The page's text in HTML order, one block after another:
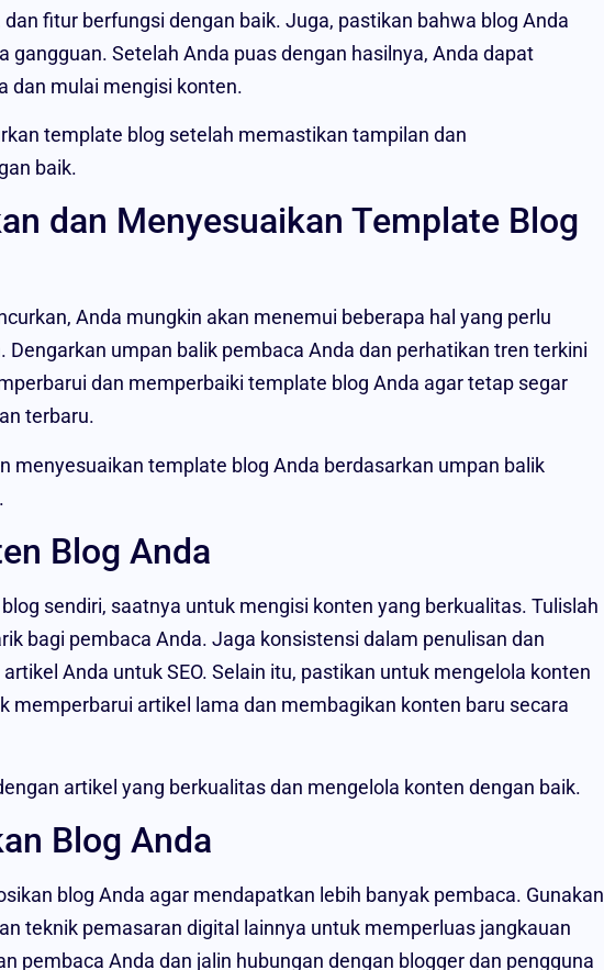
fitur berfungsi dengan baik. Juga, pastikan bahwa blog Anda
gangguan. Setelah Anda puas dengan hasilnya, Anda dapat
dan mulai mengisi konten.
template blog setelah memastikan tampilan dan
baik.
dan Menyesuaikan Template Blog
Anda mungkin akan menemui beberapa hal yang perlu
umpan balik pembaca Anda dan perhatikan tren terkini
dan memperbaiki template blog Anda agar tetap segar
terbaru.
menyesuaikan template blog Anda berdasarkan umpan balik
Blog Anda
sendiri, saatnya untuk mengisi konten yang berkualitas. Tulislah
bagi pembaca Anda. Jaga konsistensi dalam penulisan dan
Anda untuk SEO. Selain itu, pastikan untuk mengelola konten
memperbarui artikel lama dan membagikan konten baru secara
artikel yang berkualitas dan mengelola konten dengan baik.
Blog Anda
blog Anda agar mendapatkan lebih banyak pembaca. Gunakan
teknik pemasaran digital lainnya untuk memperluas jangkauan
pembaca Anda dan jalin hubungan dengan blogger dan pengguna